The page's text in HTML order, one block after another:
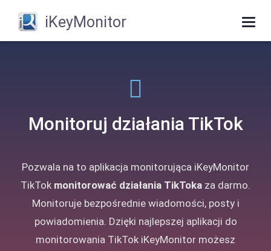
iKeyMonitor
Monitoruj działania TikTok
Pozwala na to aplikacja monitorująca iKeyMonitor
TikTok monitorować działania TikToka za darmo.
Monitoruje bezpośrednie wiadomości, posty i
powiadomienia. Dzięki najlepszej aplikacji do
monitorowania TikTok iKeyMonitor możesz